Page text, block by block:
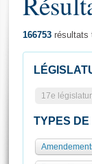
Présidence
577
Groupes
Séance
Europe et
Rôle et
Visiter
Visite
Assister à
166753 résultats
17e
TYPES DE